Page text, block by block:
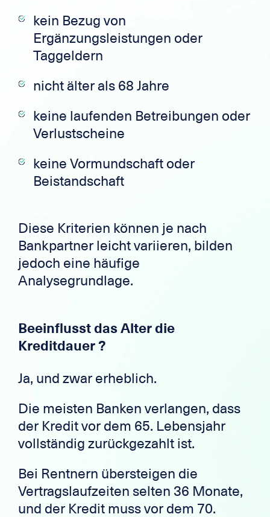
kein Bezug von
Ergänzungsleistungen oder
Taggeldern
nicht älter als 68 Jahre
keine laufenden Betreibungen oder
Verlustscheine
keine Vormundschaft oder
Beistandschaft
Diese Kriterien können je nach
Bankpartner leicht variieren, bilden
jedoch eine häufige
Analysegrundlage.
Beeinflusst das Alter die
Kreditdauer ?
Ja, und zwar erheblich.
Die meisten Banken verlangen, dass
der Kredit vor dem 65. Lebensjahr
vollständig zurückgezahlt ist.
Bei Rentnern übersteigen die
Vertragslaufzeiten selten 36 Monate,
und der Kredit muss vor dem 70.